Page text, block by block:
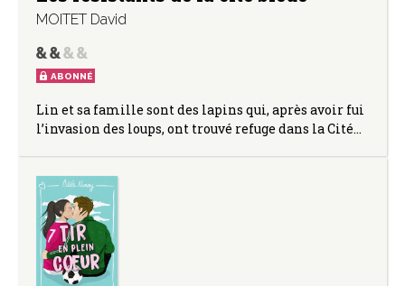
MOITET David
ABONNÉ
Lin et sa famille sont des lapins qui, après avoir fui
l’invasion des loups, ont trouvé refuge dans la Cité…